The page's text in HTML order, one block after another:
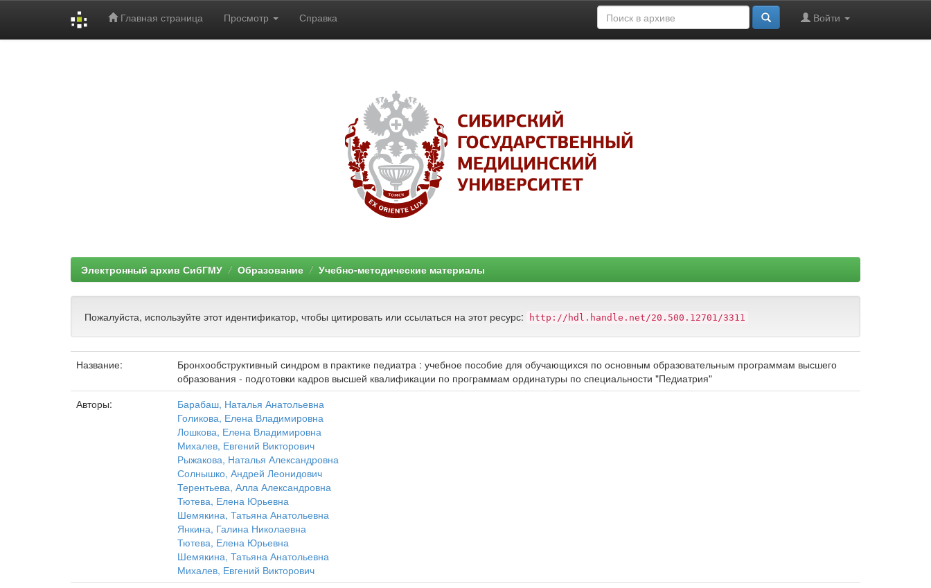
Главная страница Просмотр Справка Войти
Электронный архив СибГМУ Образование Учебно-методические материалы
Пожалуйста, используйте этот идентификатор, чтобы цитировать или ссылаться на этот ресурс: http://hdl.handle.net/20.500.12701/3311
Название:
Бронхообструктивный синдром в практике педиатра : учебное пособие для обучающихся по основным образовательным программам высшего
образования - подготовки кадров высшей квалификации по программам ординатуры по специальности "Педиатрия"
Авторы:
Барабаш, Наталья Анатольевна
Голикова, Елена Владимировна
Лошкова, Елена Владимировна
Михалев, Евгений Викторович
Рыжакова, Наталья Александровна
Солнышко, Андрей Леонидович
Терентьева, Алла Александровна
Тютева, Елена Юрьевна
Шемякина, Татьяна Анатольевна
Янкина, Галина Николаевна
Тютева, Елена Юрьевна
Шемякина, Татьяна Анатольевна
Михалев, Евгений Викторович